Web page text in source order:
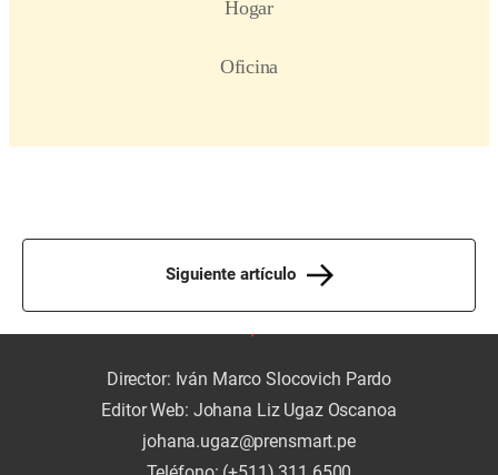
Siguiente artículo
Director: Iván Marco Slocovich Pardo
Editor Web: Johana Liz Ugaz Oscanoa
johana.ugaz@prensmart.pe